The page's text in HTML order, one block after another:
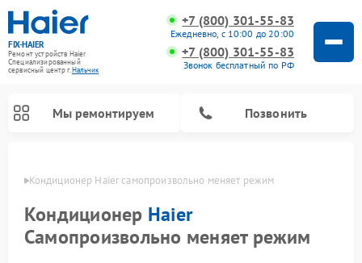
FIX-HAIER
Ремонт устройств Haier
Специализированный
cервисный центр г.Нальчик
+7 (800) 301-55-83
Ежедневно, с 10:00 до 20:00
+7 (800) 301-55-83
Звонок бесплатный по РФ
Мы ремонтируем Позвонить
Кондиционер Haier самопроизвольно меняет режим
Кондиционер Haier
Самопроизвольно меняет режим